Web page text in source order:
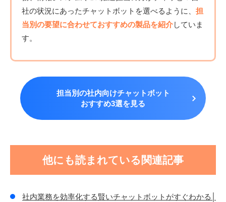
社の状況にあったチャットボットを選べるように、 担
当別の要望に合わせておすすめの製品を紹介していま
す。
担当別の社内向けチャットボット
おすすめ3選を見る
他にも読まれている関連記事
社内業務を効率化する賢いチャットボットがすぐわかる│